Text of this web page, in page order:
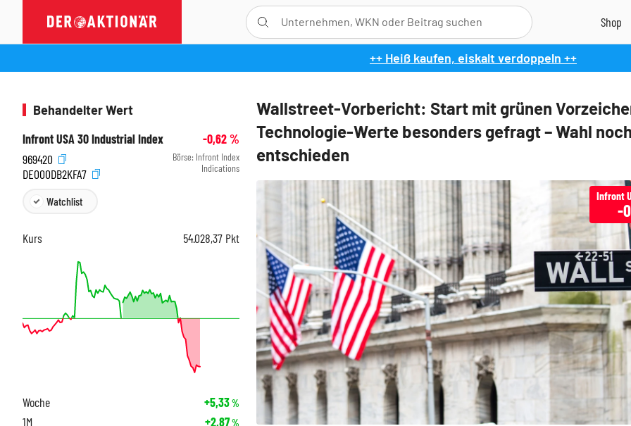
++ Heiß kaufen, eiskalt verdoppeln ++
Wallstreet-Vorbericht: Start mit grünen
Technologie-Werte besonders gefragt – Wahl
entschieden
-
Behandelter Wert
Infront USA 30 Industrial Index
-0,62%
969420
DE000DB2KFA7
Börse: Infront Index
Indications
Watchlist
Kurs 54.028,37 Pkt
Woche +5,33%
1M +2,87%